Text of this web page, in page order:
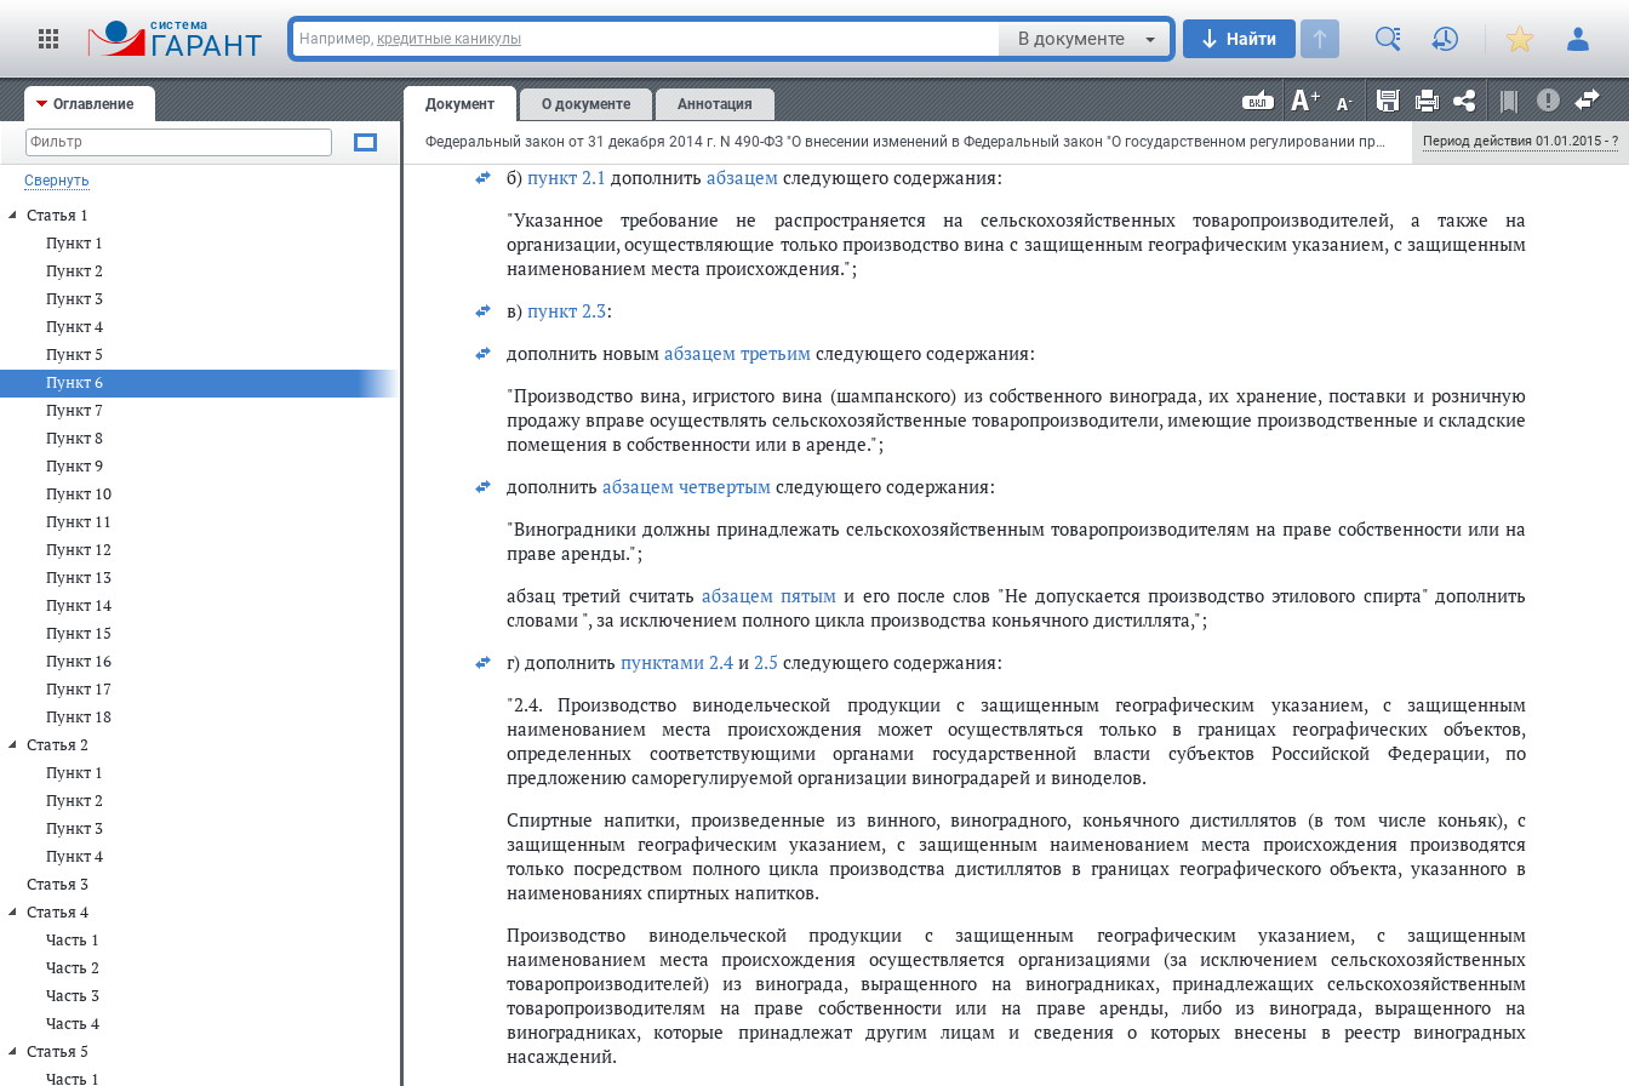
cистема
ГАРАНТ Например, кредитные каникулы В документе Найти
Оглавление
Свернуть
Статья 1
Пункт 1
Пункт 2
Пункт 3
Пункт 4
Пункт 5
Пункт 6
Пункт 7
Пункт 8
Пункт 9
Пункт 10
Пункт 11
Пункт 12
Пункт 13
Пункт 14
Пункт 15
Пункт 16
Пункт 17
Пункт 18
Статья 2
Пункт 1
Пункт 2
Пункт 3
Пункт 4
Статья 3
Статья 4
Часть 1
Часть 2
Часть 3
Часть 4
Статья 5
Часть 1
Документ О документе Аннотация
Федеральный закон от 31 декабря 2014 г. N 490-ФЗ "О внесении изменений в Федеральный закон "О государственном регулировании производства и оборота этилового спирта, алкогольной и спиртосодержащей продукции и об ограничении потребления (распития) алкогольной продукции" и внесении изменений в отдельные законодательные акты Российской Федерации" Период действия 01.01.2015 - ?
"Объем реализации вина, игристого вина (шампанского), произведенных крестьянскими (фермерскими) хозяйствами,
индивидуальными предпринимателями, признаваемыми сельскохозяйственными товаропроизводителями, из
собственного винограда, не может превышать 5 000 декалитров в год.";
абзац второй считатьабзацем третьим;
б) пункт 2.1 дополнить абзацем следующего содержания:
"Указанное требование не распространяется на сельскохозяйственных товаропроизводителей, а также на
организации, осуществляющие только производство вина с защищенным географическим указанием, с защищенным
наименованием места происхождения.";
в) пункт 2.3:
дополнить новым абзацем третьим следующего содержания:
"Производство вина, игристого вина (шампанского) из собственного винограда, их хранение, поставки и розничную
продажу вправе осуществлять сельскохозяйственные товаропроизводители, имеющие производственные и складские
помещения в собственности или в аренде.";
дополнить абзацем четвертым следующего содержания:
"Виноградники должны принадлежать сельскохозяйственным товаропроизводителям на праве собственности или на
праве аренды.";
абзац третий считать абзацем пятым и его после слов "Не допускается производство этилового спирта" дополнить
словами ", за исключением полного цикла производства коньячного дистиллята,";
г) дополнить пунктами 2.4 и 2.5 следующего содержания:
"2.4. Производство винодельческой продукции с защищенным географическим указанием, с защищенным
наименованием места происхождения может осуществляться только в границах географических объектов,
определенных соответствующими органами государственной власти субъектов Российской Федерации, по
предложению саморегулируемой организации виноградарей и виноделов.
Спиртные напитки, произведенные из винного, виноградного, коньячного дистиллятов (в том числе коньяк), с
защищенным географическим указанием, с защищенным наименованием места происхождения производятся
только посредством полного цикла производства дистиллятов в границах географического объекта, указанного в
наименованиях спиртных напитков.
Производство винодельческой продукции с защищенным географическим указанием, с защищенным
наименованием места происхождения осуществляется организациями (за исключением сельскохозяйственных
товаропроизводителей) из винограда, выращенного на виноградниках, принадлежащих сельскохозяйственным
товаропроизводителям на праве собственности или на праве аренды, либо из винограда, выращенного на
виноградниках, которые принадлежат другим лицам и сведения о которых внесены в реестр виноградных
насаждений.